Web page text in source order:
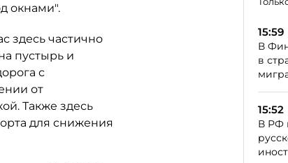
окнами".
здесь частично
пустырь и
с
от
Также здесь
для снижения
15:59
В
в
15:52
В РФ